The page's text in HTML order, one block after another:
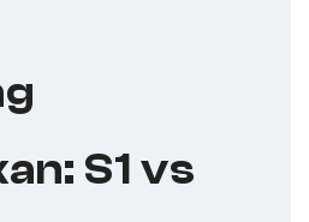
S1 vs